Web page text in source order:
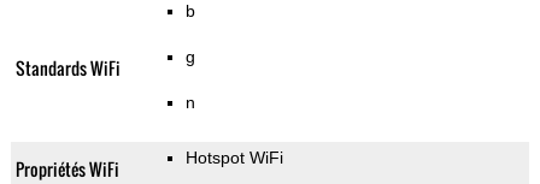
Standards WiFi
b
g
n
Propriétés WiFi Hotspot WiFi